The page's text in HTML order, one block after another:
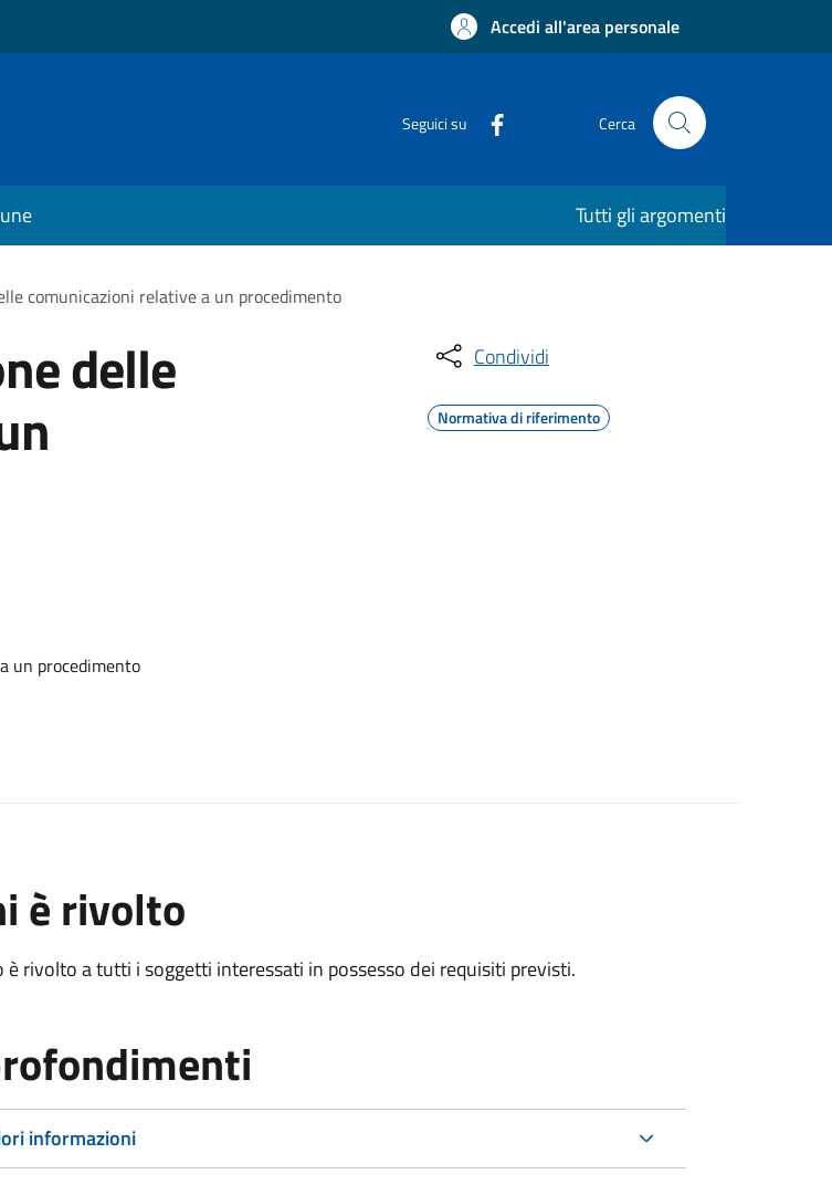
Accedi all'area personale
Seguici su Cerca
Tutti gli argomenti
comunicazioni relative a un procedimento
delle
un procedimento
Condividi
Normativa di riferimento
è rivolto
è rivolto a tutti i soggetti interessati in possesso dei requisiti previsti.
informazioni